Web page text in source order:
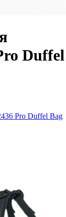
Duffel
Pro Duffel Bag